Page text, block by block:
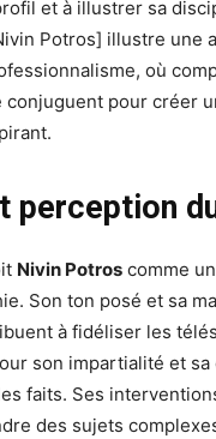
et à illustrer sa
Potros] illustre une
où
conjuguent pour créer
perception
Nivin Potros comme
Son ton posé et sa
à fidéliser les
son impartialité et sa
faits. Ses
des sujets